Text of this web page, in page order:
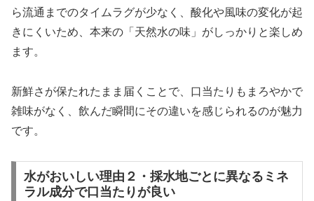
ら流通までのタイムラグが少なく、酸化や風味の変化が起
きにくいため、本来の「天然水の味」がしっかりと楽しめ
ます。
新鮮さが保たれたまま届くことで、口当たりもまろやかで
雑味がなく、飲んだ瞬間にその違いを感じられるのが魅力
です。
水がおいしい理由２・採水地ごとに異なるミネ
ラル成分で口当たりが良い